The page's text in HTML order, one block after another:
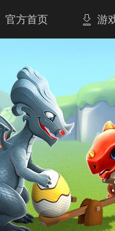
官方首页 游